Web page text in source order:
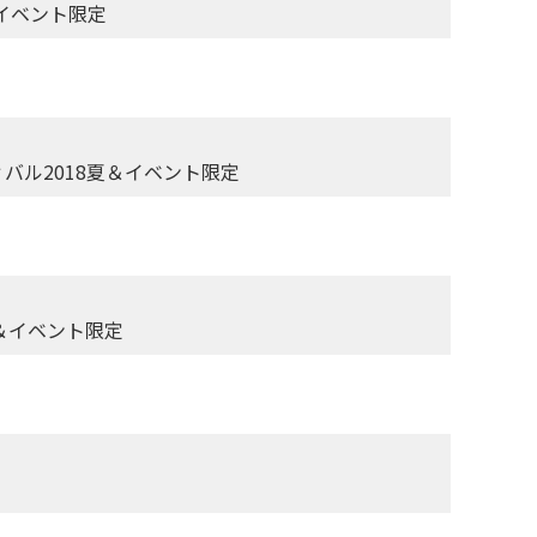
ベント限定
ル2018夏＆イベント限定
イベント限定